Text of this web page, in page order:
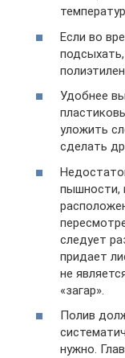
Если во
Удобнее
уложить
сделать
пышности,
следует
придает
не
«загар».
Полив
нужно.